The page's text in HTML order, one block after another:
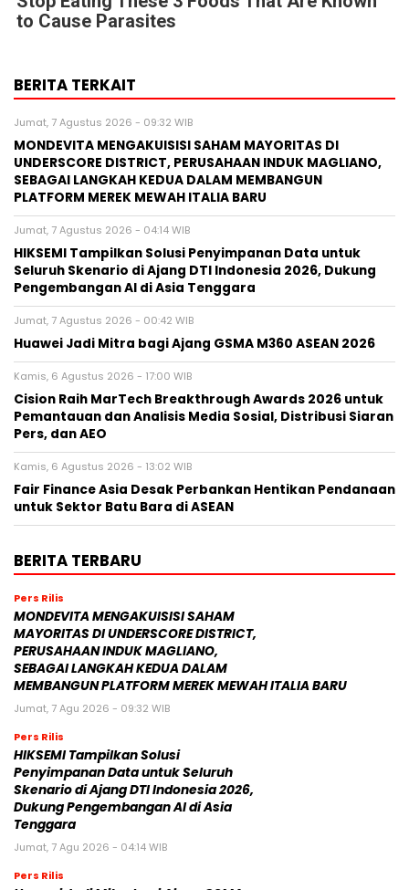
to Cause Parasites
BERITA TERKAIT
Jumat, 7 Agustus 2026 - 09:32 WIB
MONDEVITA MENGAKUISISI SAHAM MAYORITAS DI
UNDERSCORE DISTRICT, PERUSAHAAN INDUK MAGLIANO,
SEBAGAI LANGKAH KEDUA DALAM MEMBANGUN
PLATFORM MEREK MEWAH ITALIA BARU
Jumat, 7 Agustus 2026 - 04:14 WIB
HIKSEMI Tampilkan Solusi Penyimpanan Data untuk
Seluruh Skenario di Ajang DTI Indonesia 2026, Dukung
Pengembangan AI di Asia Tenggara
Jumat, 7 Agustus 2026 - 00:42 WIB
Huawei Jadi Mitra bagi Ajang GSMA M360 ASEAN 2026
Kamis, 6 Agustus 2026 - 17:00 WIB
Cision Raih MarTech Breakthrough Awards 2026 untuk
Pemantauan dan Analisis Media Sosial, Distribusi Siaran
Pers, dan AEO
Kamis, 6 Agustus 2026 - 13:02 WIB
Fair Finance Asia Desak Perbankan Hentikan Pendanaan
untuk Sektor Batu Bara di ASEAN
BERITA TERBARU
Pers Rilis
MONDEVITA MENGAKUISISI SAHAM
MAYORITAS DI UNDERSCORE DISTRICT,
PERUSAHAAN INDUK MAGLIANO,
SEBAGAI LANGKAH KEDUA DALAM
MEMBANGUN PLATFORM MEREK MEWAH ITALIA BARU
Jumat, 7 Agu 2026 - 09:32 WIB
Pers Rilis
HIKSEMI Tampilkan Solusi
Penyimpanan Data untuk Seluruh
Skenario di Ajang DTI Indonesia 2026,
Dukung Pengembangan AI di Asia
Tenggara
Jumat, 7 Agu 2026 - 04:14 WIB
Pers Rilis